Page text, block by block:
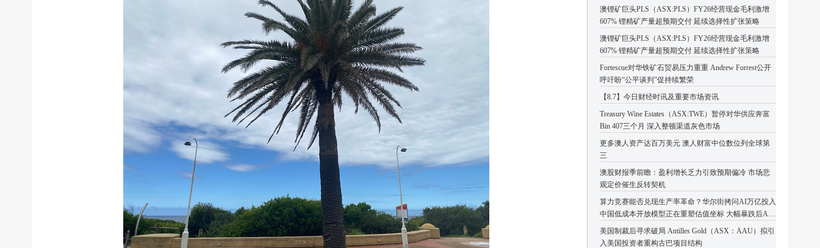
澳锂矿巨头PLS（ASX:PLS）FY26经营现金毛利激增
607% 锂精矿产量超预期交付 延续选择性扩张策略
澳锂矿巨头PLS（ASX:PLS）FY26经营现金毛利激增
607% 锂精矿产量超预期交付 延续选择性扩张策略
Fortescue对华铁矿石贸易压力重重 Andrew Forrest公开
呼吁盼“公平谈判”促持续繁荣
【8.7】今日财经时讯及重要市场资讯
Treasury Wine Estates（ASX:TWE）暂停对华供应奔富
Bin 407三个月 深入整顿渠道灰色市场
更多澳人资产达百万美元 澳人财富中位数位列全球第
三
澳股财报季前瞻：盈利增长乏力引致预期偏冷 市场悲
观定价催生反转契机
算力竞赛能否兑现生产率革命？华尔街拷问AI万亿投入
中国低成本开放模型正在重塑估值坐标 大幅暴跌后AI
板块或迎企稳反弹
美国制裁后寻求破局 Antilles Gold（ASX：AAU）拟引
入美国投资者重构古巴项目结构